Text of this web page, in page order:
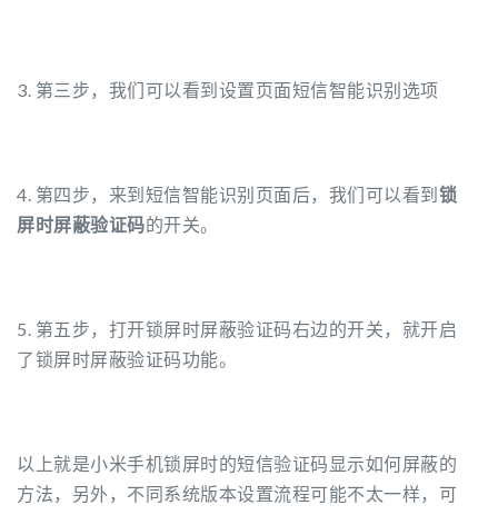
3. 第三步，我们可以看到设置页面短信智能识别选项
4. 第四步，来到短信智能识别页面后，我们可以看到锁
屏时屏蔽验证码的开关。
5. 第五步，打开锁屏时屏蔽验证码右边的开关，就开启
了锁屏时屏蔽验证码功能。
以上就是小米手机锁屏时的短信验证码显示如何屏蔽的
方法，另外，不同系统版本设置流程可能不太一样，可